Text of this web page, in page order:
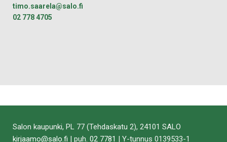
timo.saarela@salo.fi
02 778 4705
Salon kaupunki, PL 77 (Tehdaskatu 2), 24101 SALO
kirjaamo@salo.fi | puh. 02 7781 | Y-tunnus 0139533-1